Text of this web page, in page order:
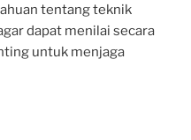
tentang teknik
dapat menilai secara
untuk menjaga